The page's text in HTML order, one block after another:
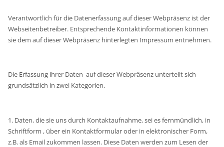
Verantwortlich für die Datenerfassung auf dieser Webpräsenz ist der
Webseitenbetreiber. Entsprechende Kontaktinformationen können
sie dem auf dieser Webpräsenz hinterlegten Impressum entnehmen.
Die Erfassung ihrer Daten auf dieser Webpräsenz unterteilt sich
grundsätzlich in zwei Kategorien.
1. Daten, die sie uns durch Kontaktaufnahme, sei es fernmündlich, in
Schriftform , über ein Kontaktformular oder in elektronischer Form,
z.B. als Email zukommen lassen. Diese Daten werden zum Lesen der